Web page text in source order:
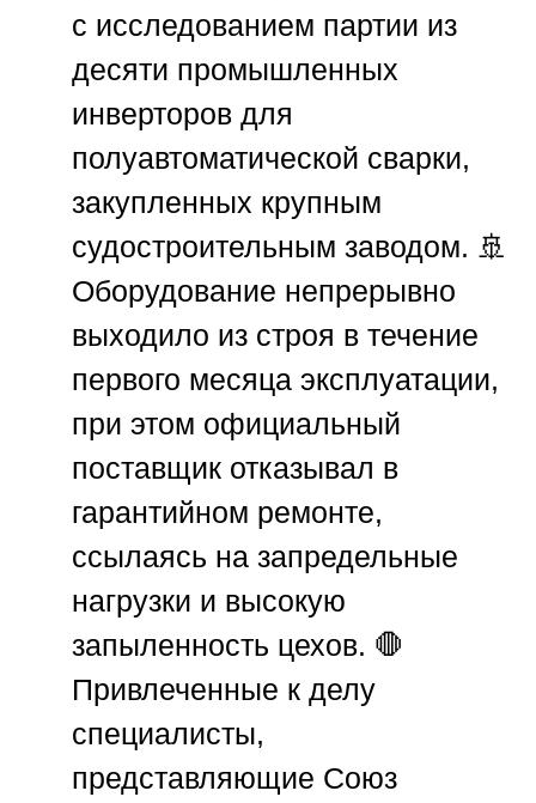
с исследованием партии из
десяти промышленных
инверторов для
полуавтоматической сварки,
закупленных крупным
судостроительным заводом. 🚢
Оборудование непрерывно
выходило из строя в течение
первого месяца эксплуатации,
при этом официальный
поставщик отказывал в
гарантийном ремонте,
ссылаясь на запредельные
нагрузки и высокую
запыленность цехов. 🛑
Привлеченные к делу
специалисты,
представляющие Союз